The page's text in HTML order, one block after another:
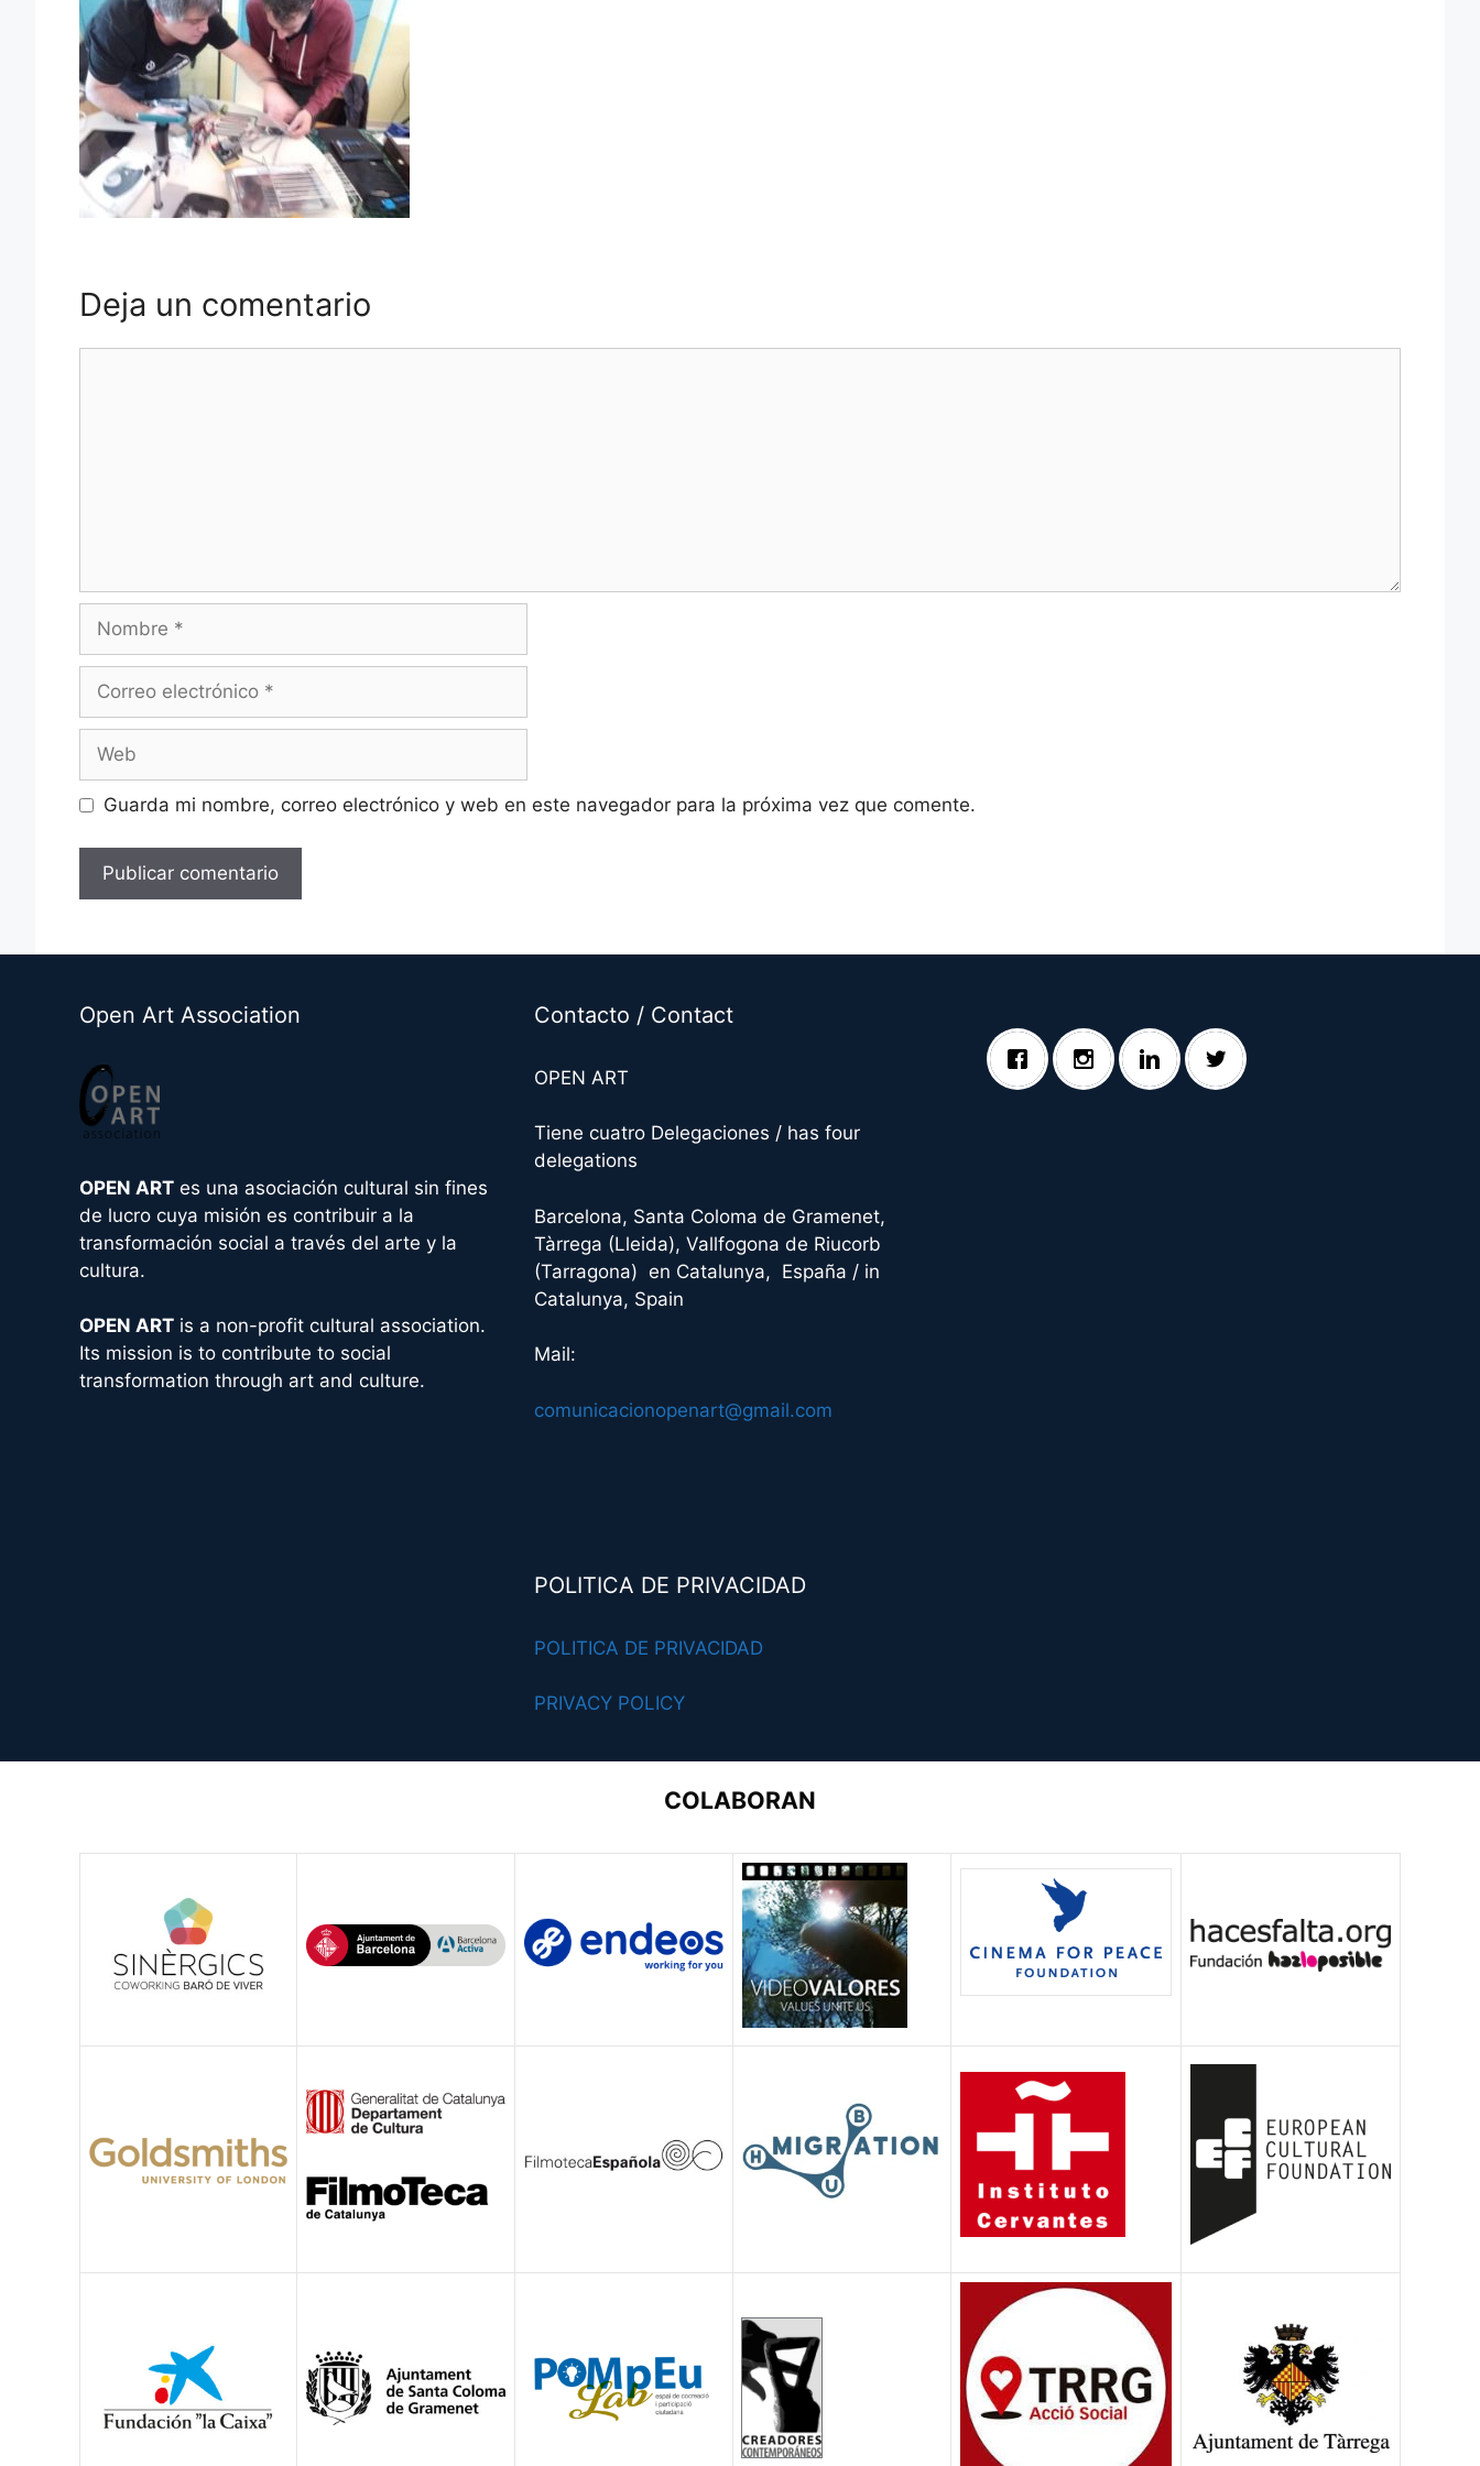
Deja un comentario
Nombre
Correo
Web
Guarda mi nombre, correo electrónico y web en este navegador para la próxima vez que comente.
l
e
a
t
e
:
Open Art Association
OPEN ART es una asociación cultural sin fines
de lucro cuya misión es contribuir a la
transformación social a través del arte y la
cultura.
OPEN ART is a non-profit cultural association.
Its mission is to contribute to social
transformation through art and culture.
Contacto / Contact
OPEN ART
Tiene cuatro Delegaciones / has four
delegations
Barcelona, Santa Coloma de Gramenet,
Tàrrega (Lleida), Vallfogona de Riucorb
(Tarragona) en Catalunya, España / in
Catalunya, Spain
Mail:
comunicacionopenart@gmail.com
POLITICA DE PRIVACIDAD
POLITICA DE PRIVACIDAD
PRIVACY POLICY
COLABORAN